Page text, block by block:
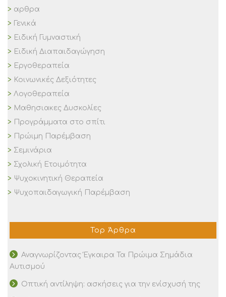
αρθρα
Γενικά
Ειδική Γυμναστική
Ειδική Διαπαιδαγώγηση
Εργοθεραπεία
Κοινωνικές Δεξιότητες
Λογοθεραπεία
Μαθησιακες Δυσκολίες
Προγράμματα στο σπίτι
Πρώιμη Παρέμβαση
Σεμινάρια
Σχολική Ετοιμότητα
Ψυχοκινητική Θεραπεία
Ψυχοπαιδαγωγική Παρέμβαση
Top Άρθρα
Αναγνωρίζοντας Έγκαιρα Τα Πρώιμα Σημάδια
Αυτισμού
Οπτική αντίληψη: ασκήσεις για την ενίσχυσή της